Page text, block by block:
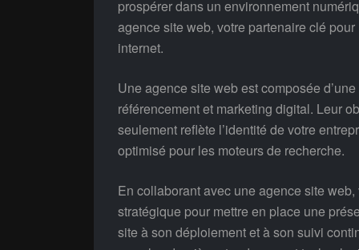
prospérer dans un environnement
agence site web, votre partenaire clé
internet.
Une agence site web est composée
référencement et marketing digital. Leur
seulement reflète l’identité de votre
optimisé pour les moteurs de recherche.
En collaborant avec une agence site
stratégique pour mettre en place une
site à son déploiement et à son suivi